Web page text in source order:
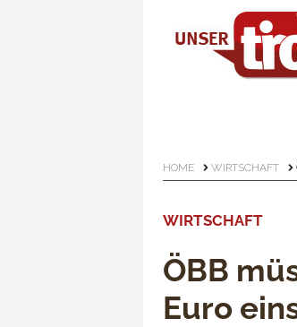
HOME WIRTSCHAFT
WIRTSCHAFT
ÖBB
Euro